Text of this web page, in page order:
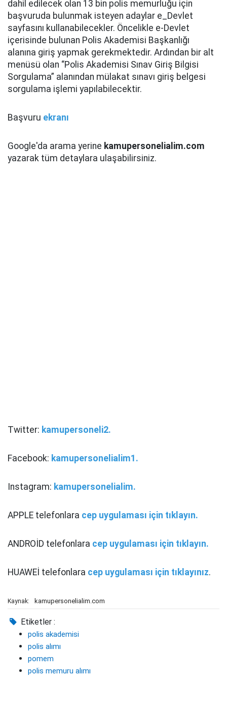
dahil edilecek olan 13 bin polis memurluğu için
başvuruda bulunmak isteyen adaylar e_Devlet
sayfasını kullanabilecekler. Öncelikle e-Devlet
içerisinde bulunan Polis Akademisi Başkanlığı
alanına giriş yapmak gerekmektedir. Ardından bir alt
menüsü olan “Polis Akademisi Sınav Giriş Bilgisi
Sorgulama” alanından mülakat sınavı giriş belgesi
sorgulama işlemi yapılabilecektir.
Başvuru ekranı
Google'da arama yerine kamupersonelialim.com
yazarak tüm detaylara ulaşabilirsiniz.
Twitter: kamupersoneli2.
Facebook: kamupersonelialim1.
Instagram: kamupersonelialim.
APPLE telefonlara cep uygulaması için tıklayın.
ANDROİD telefonlara cep uygulaması için tıklayın.
HUAWEİ telefonlara cep uygulaması için tıklayınız.
Kaynak: kamupersonelialim.com
Etiketler :
polis akademisi
polis alımı
pomem
polis memuru alımı